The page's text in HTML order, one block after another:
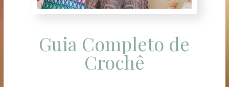
Guia Completo de
Crochê